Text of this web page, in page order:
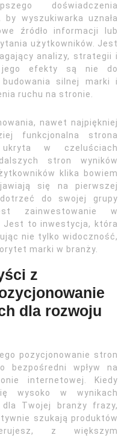
doświadczenia
wyszukiwarka uznała
źródło informacji lub
użytkowników. Jest
analizy, strategii i
jego efekty są nie do
silnej marki i
ruchu na stronie.
nawet najpiękniej
funkcjonalna strona
w czeluściach
stron wyników
klika bowiem
się na pierwszej
do swojej grupy
zainwestowanie w
Jest to inwestycja, która
nie tylko widoczność,
marki w branży.
z
dla rozwoju
pozycjonowanie stron
wpływ na
internetowej. Kiedy
wysoko w wynikach
Twojej branży frazy,
szukają produktów
z większym